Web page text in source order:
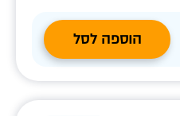
הוספה לסל